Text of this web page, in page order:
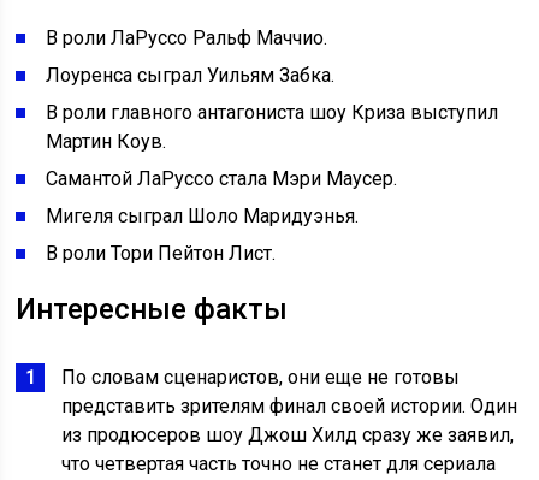
В роли ЛаРуссо Ральф Маччио.
Лоуренса сыграл Уильям Забка.
В роли главного антагониста шоу Криза выступил
Мартин Коув.
Самантой ЛаРуссо стала Мэри Маусер.
Мигеля сыграл Шоло Маридуэнья.
В роли Тори Пейтон Лист.
Интересные факты
По словам сценаристов, они еще не готовы
представить зрителям финал своей истории. Один
из продюсеров шоу Джош Хилд сразу же заявил,
что четвертая часть точно не станет для сериала